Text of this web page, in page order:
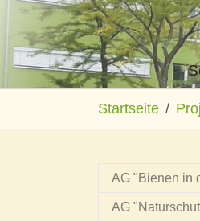
Startseite
AG "Bienen in
AG